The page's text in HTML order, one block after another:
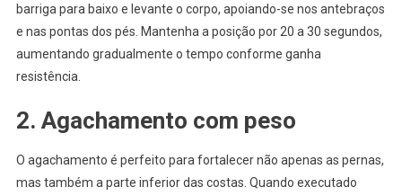
barriga para baixo e levante o corpo, apoiando-se nos antebraços
e nas pontas dos pés. Mantenha a posição por 20 a 30 segundos,
aumentando gradualmente o tempo conforme ganha
resistência.
2. Agachamento com peso
O agachamento é perfeito para fortalecer não apenas as pernas,
mas também a parte inferior das costas. Quando executado